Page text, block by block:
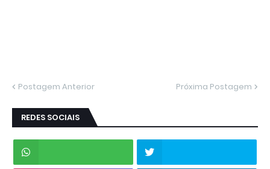
Postagem Anterior Próxima Postagem
REDES SOCIAIS